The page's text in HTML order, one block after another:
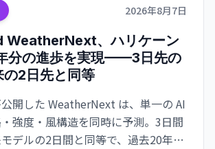
2026年8月7日
WeatherNext、ハリケーン
分の進歩を実現——3日先の
の2日先と同等
開した WeatherNext は、単一の AI
強度・風構造を同時に予測。3日間
デルの2日間と同等で、過去20年の